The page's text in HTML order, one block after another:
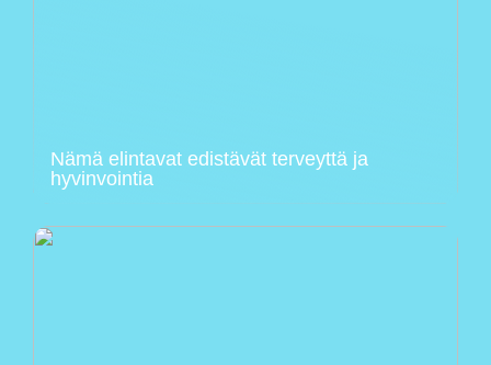
Nämä elintavat edistävät terveyttä ja
hyvinvointia